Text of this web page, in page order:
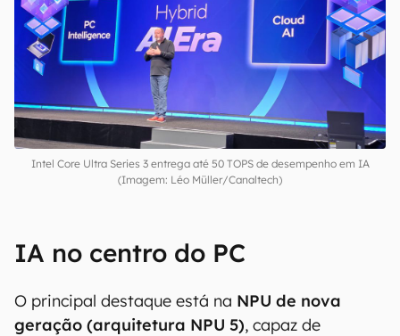
Intel Core Ultra Series 3 entrega até 50 TOPS de desempenho em IA
(Imagem: Léo Müller/Canaltech)
IA no centro do PC
O principal destaque está na NPU de nova
geração (arquitetura NPU 5), capaz de